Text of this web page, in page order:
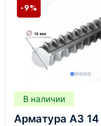
В наличии
Арматура А3
-9%